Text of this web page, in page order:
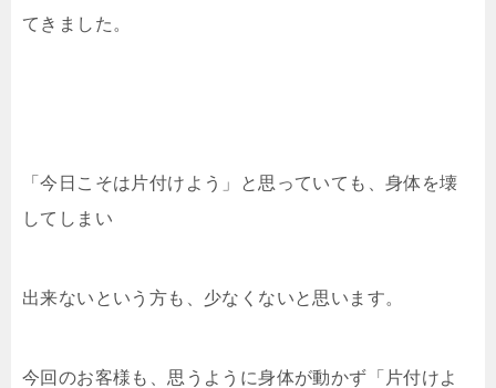
てきました。
「今日こそは片付けよう」と思っていても、身体を壊
してしまい
出来ないという方も、少なくないと思います。
今回のお客様も、思うように身体が動かず「片付けよ